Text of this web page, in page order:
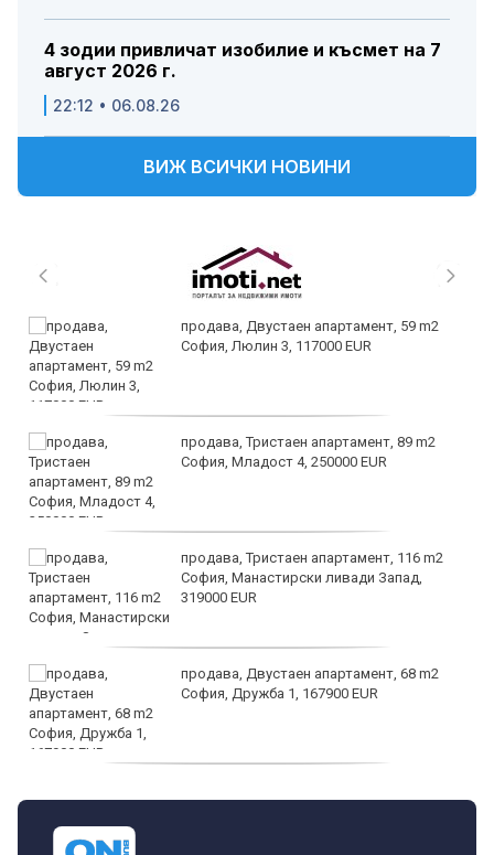
4 зодии привличат изобилие и късмет на 7
август 2026 г.
22:12 • 06.08.26
ВИЖ ВСИЧКИ НОВИНИ
продава, Двустаен апартамент, 59 m2
София, Люлин 3, 117000 EUR
продава, Тристаен апартамент, 89 m2
София, Младост 4, 250000 EUR
продава, Тристаен апартамент, 116 m2
София, Манастирски ливади Запад,
319000 EUR
продава, Двустаен апартамент, 68 m2
София, Дружба 1, 167900 EUR